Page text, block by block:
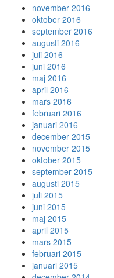
november 2016
oktober 2016
september 2016
augusti 2016
juli 2016
juni 2016
maj 2016
april 2016
mars 2016
februari 2016
januari 2016
december 2015
november 2015
oktober 2015
september 2015
augusti 2015
juli 2015
juni 2015
maj 2015
april 2015
mars 2015
februari 2015
januari 2015